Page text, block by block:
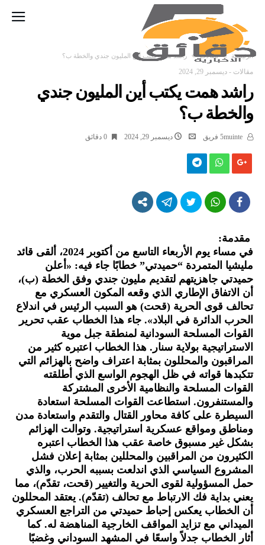
‫الرئيسية‬ مقالات راشد همت يكتب أين المليون جندي والخطة ب؟
مقالات - ديسمبر 29, 2024
راشد همت يكتب أين المليون جندي
والخطة ب؟
ديسمبر 29, 2024 0 ‫دقائق‬
مقدمة:
في مساء يوم الأربعاء التاسع من أكتوبر 2024، ألقى قائد
مليشيا المتمردة “حميدتي” خطابًا جاء فيه: «أعلن
حميدتي جاهزيتهم لتقديم مليون جندي وفق الخطة (ب)،
أن الاتفاق الإطاري الذي وقعه المكون العسكري مع
تحالف قوى الحرية (قحت) هو السبب الرئيس في اندلاع
الحرب الدائرة في البلاد». جاء هذا الخطاب عقب تحرير
القوات المسلحة السودانية لمنطقة جبل موية
الاستراتيجية بولاية سنار. هذا الخطاب اعتبره كثير من
المراقبون والمحللون بمثابة اعتراف واضح بالهزائم التي
تتكبدها قواته في ظل الهجوم الواسع الذي أطلقته
القوات المسلحة والنظامية الأخرى المشتركة
والمستنفرون. استطاعت القوات المسلحة استعادة
السيطرة على كافة محاور القتال والتقدم واستعادة مدن
ومناطق ومواقع عسكرية استراتيجية. وتوالت الهزائم
بشكل غير مسبوق خاصة عقب هذا الخطاب اعتبره
الكثيرون من المراقبين والمحللين بمثابة إعلان فشل
المشروع السياسي الذي اندلعت بسببه الحرب، والذي
حمل المسؤولية لقوى الحرية والتغيير (قحت، تقدّم)، مما
يعني بداية فك الارتباط مع تحالف (تقدّم). يعتقد المحللون
أن الخطاب يعكس إحباط حميدتي من التراجع العسكري
الميداني مع تزايد المواقف الخارجية المناهضة له. كما
أثار الخطاب جدلاً واسعًا في المشهد السوداني وغضبًا